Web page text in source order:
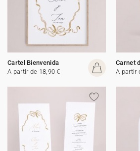
Cartel Bienvenida
A partir de 18,90 €
Carnet
A partir